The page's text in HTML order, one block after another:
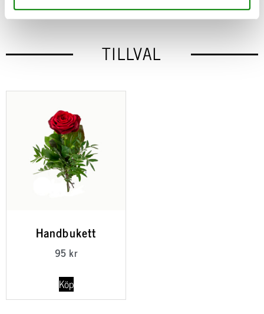
TILLVAL
Handbukett
95 kr
Köp